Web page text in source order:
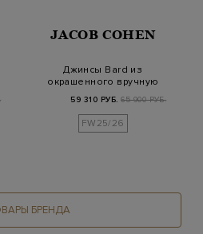
JACOB COHEN
Джинсы Bard из
окрашенного вручную
денима Super Stretc…
59 310 РУБ. 65 900 РУБ.
FW25/26
БРЕНДА